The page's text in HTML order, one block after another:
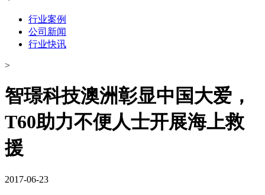
行业案例
公司新闻
行业快讯
>
智璟科技澳洲彰显中国大爱，
T60助力不便人士开展海上救
援
2017-06-23